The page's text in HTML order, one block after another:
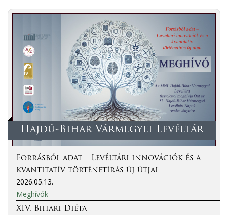
Hajdú-Bihar Vármegyei Levéltár
Forrásból adat – Levéltári innovációk és a
kvantitatív történetírás új útjai
2026.05.13.
Meghívók
XIV. Bihari Diéta